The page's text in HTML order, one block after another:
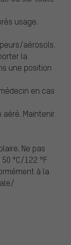
usage.
aérosols.
la
une position
médecin en cas
Maintenir
Ne pas
°C/122 °F
à la